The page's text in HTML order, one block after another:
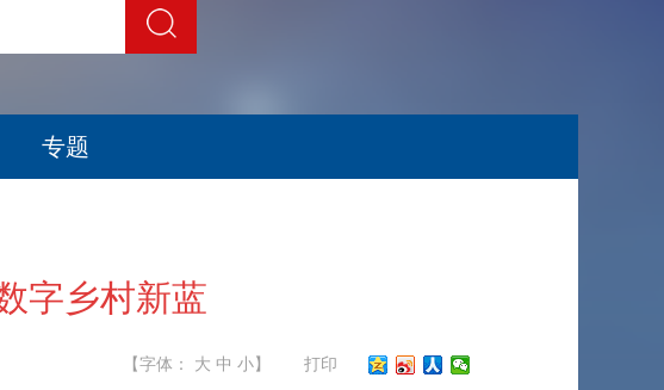
专题
字乡村新蓝
【字体： 大 中 小 】 打印